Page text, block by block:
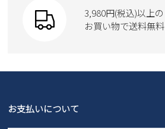
moz
Parade
GAP
new balance
瞬足
3,980円(税込)以上の
お買い物で送料無料
お支払いについて